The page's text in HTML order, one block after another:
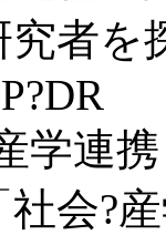
究者を
学連携
社会?